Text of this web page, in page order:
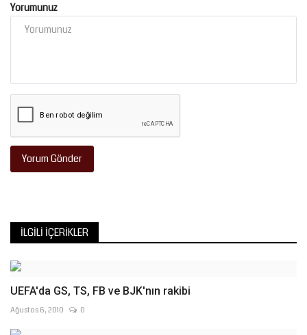
Yorumunuz
Yorum Gönder
İLGILI İÇERIKLER
UEFA'da GS, TS, FB ve BJK'nın rakibi
Ağustos 6, 2010 0